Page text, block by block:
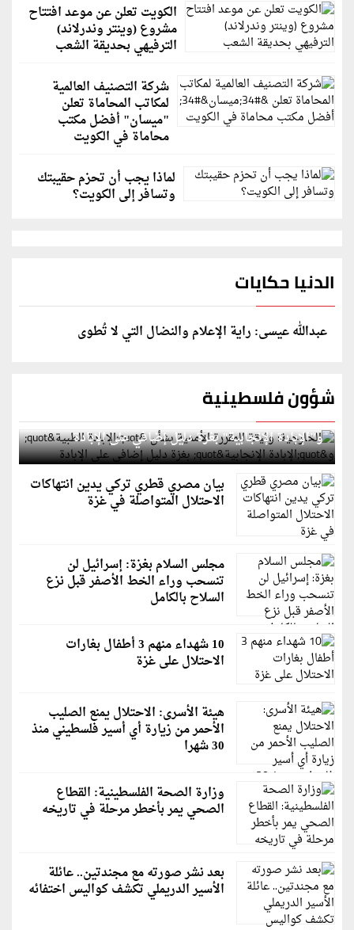
الكويت تعلن عن موعد افتتاح
مشروع (وينتر وندرلاند)
الترفيهي بحديقة الشعب
شركة التصنيف العالمية
لمكاتب المحاماة تعلن
"ميسان" أفضل مكتب
محاماة في الكويت
لماذا يجب أن تحزم حقيبتك
وتسافر إلى الكويت؟
الدنيا حكايات
عبدالله عيسى: راية الإعلام والنضال التي لا تُطوى
شؤون فلسطينية
الخارجية: وثيقة المقررة الأممية بشأن "الإبادة الطبية"
و"الإبادة الإنجابية" بغزة دليل إضافي على الإبادة
بيان مصري قطري تركي يدين انتهاكات
الاحتلال المتواصلة في غزة
مجلس السلام بغزة: إسرائيل لن
تنسحب وراء الخط الأصفر قبل نزع
السلاح بالكامل
10 شهداء منهم 3 أطفال بغارات
الاحتلال على غزة
هيئة الأسرى: الاحتلال يمنع الصليب
الأحمر من زيارة أي أسير فلسطيني منذ
30 شهرا
وزارة الصحة الفلسطينية: القطاع
الصحي يمر بأخطر مرحلة في تاريخه
بعد نشر صورته مع مجندتين.. عائلة
الأسير الدريملي تكشف كواليس اختفائه